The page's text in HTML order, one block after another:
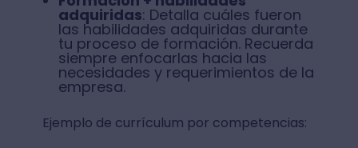
adquiridas: Detalla cuáles fueron
las habilidades adquiridas durante
tu proceso de formación. Recuerda
siempre enfocarlas hacia las
necesidades y requerimientos de la
empresa.
Ejemplo de currículum por competencias: